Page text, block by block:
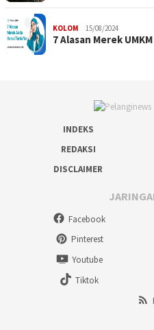
KOLOM 15/08/2024
7 Alasan Merek
INDEKS
REDAKSI
DISCLAIMER
Facebook
Pinterest
Youtube
Tiktok